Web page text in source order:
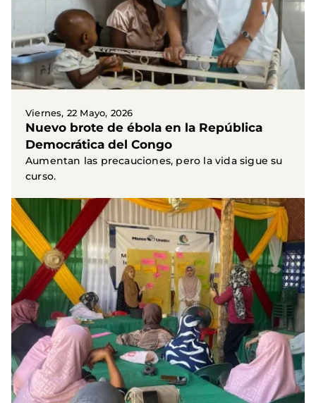
Viernes, 22 Mayo, 2026
Nuevo brote de ébola en la República
Democrática del Congo
Aumentan las precauciones, pero la vida sigue su
curso.